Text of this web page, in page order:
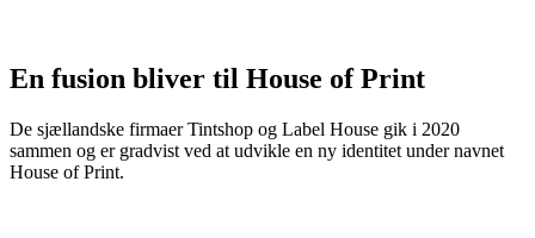
En fusion bliver til House of Print
De sjællandske firmaer Tintshop og Label House gik i 2020
sammen og er gradvist ved at udvikle en ny identitet under navnet
House of Print.